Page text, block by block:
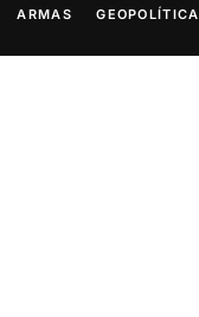
ARMAS GEOPOLÍTICA